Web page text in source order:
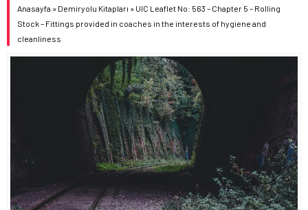
Anasayfa » Demiryolu Kitapları » UIC Leaflet No: 563 – Chapter 5 – Rolling
Stock – Fittings provided in coaches in the interests of hygiene and
cleanliness